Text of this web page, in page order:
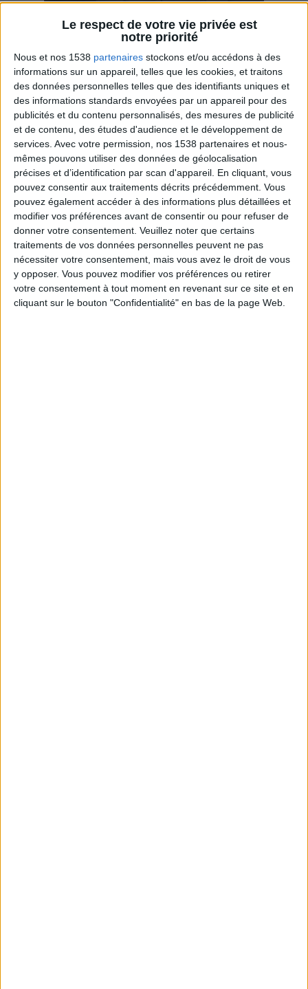
Le respect de votre vie privée est
notre priorité
Nous et nos 1538 partenaires stockons et/ou accédons à des
informations sur un appareil, telles que les cookies, et traitons
des données personnelles telles que des identifiants uniques et
des informations standards envoyées par un appareil pour des
publicités et du contenu personnalisés, des mesures de publicité
et de contenu, des études d'audience et le développement de
services. Avec votre permission, nos 1538 partenaires et nous-
mêmes pouvons utiliser des données de géolocalisation
précises et d’identification par scan d'appareil. En cliquant, vous
pouvez consentir aux traitements décrits précédemment. Vous
pouvez également accéder à des informations plus détaillées et
modifier vos préférences avant de consentir ou pour refuser de
donner votre consentement. Veuillez noter que certains
traitements de vos données personnelles peuvent ne pas
nécessiter votre consentement, mais vous avez le droit de vous
y opposer. Vous pouvez modifier vos préférences ou retirer
votre consentement à tout moment en revenant sur ce site et en
cliquant sur le bouton "Confidentialité" en bas de la page Web.
Ces marques diététiques : c'est n'importe quoi !
Webinaires en direct Voir tout
Peut-on remplacer la viande par des féculents ?
Consultation diététique du 05/08/2026